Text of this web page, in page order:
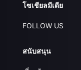
โซเชียลมีเดีย
FOLLOW US
สนับสนุน